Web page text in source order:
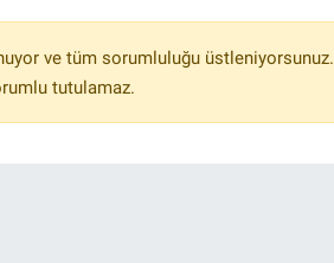
ve tüm sorumluluğu üstleniyorsunuz.
tutulamaz.